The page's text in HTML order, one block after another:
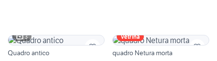
3
Quadro antico
Vetrina
quadro Netura morta